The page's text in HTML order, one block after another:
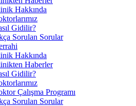
Hakkında
Gidilir?
Sorulan Sorular
Hakkında
Haberler
Gidilir?
Çalışma Programı
Sorulan Sorular